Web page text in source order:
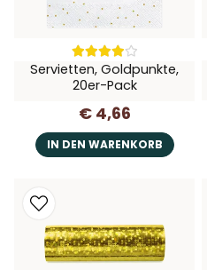
Servietten, Goldpunkte,
20er-Pack
€ 4,66
IN DEN WARENKORB